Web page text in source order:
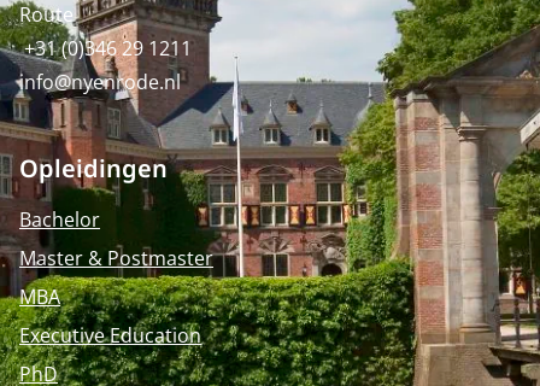
Route
+31 (0)346 29 1211
info@nyenrode.nl
Opleidingen
Bachelor
Master & Postmaster
MBA
Executive Education
PhD